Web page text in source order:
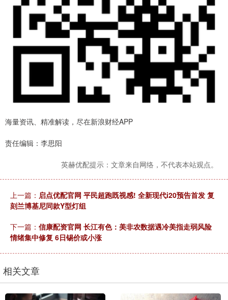
海量资讯、精准解读，尽在新浪财经APP
责任编辑：李思阳
英赫优配提示：文章来自网络，不代表本站观点。
上一篇： 启点优配官网 平民超跑既视感! 全新现代i20预告首发 复
刻兰博基尼同款Y型灯组
下一篇： 信康配资官网 长江有色：美非农数据遇冷美指走弱风险
情绪集中修复 6日锡价或小涨
相关文章